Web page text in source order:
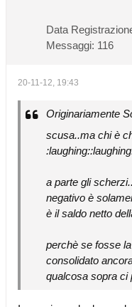
Data
Messaggi: 116
20-11-12, 19:43
Originariamente
scusa..ma chi è
a parte gli
negativo è
è il saldo netto
perchè se fosse
consolidato
qualcosa sopra ci